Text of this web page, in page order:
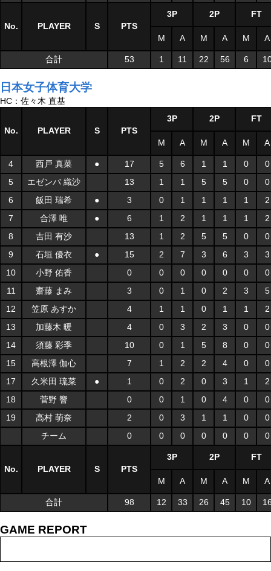
No. PLAYER S PTS
3P 2P FT
M A M A M A
合計 53 1 11 22 56 6
日本女子体育大学
HC：佐々木 直基
No. PLAYER S PTS
3P 2P FT
M A M A M A
4 西戸 真菜 ● 17 5 6 1 1 0
0
5
エゼンバ 織沙 13 1 1 5 5 0
0
6
飯田 瑞希 ● 3 0 1 1 1 1
2
7
合澤 唯 ● 6 1 2 1 1 1
2
8
吉田 有沙 13 1 2 5 5 0
0
9
石垣 優衣 ● 15 2 7 3 6 3
3
10
小野 佑香 0 0 0 0 0 0
0
11
齋藤 まみ 3 0 1 0 2 3
5
12
笠原 あすか 4 1 1 0 1 1
2
13
加藤木 暖 4 0 3 2 3 0
0
14
須藤 彩季 10 0 1 5 8 0
0
15
高根澤 伽心 7 1 2 2 4 0
0
17
久米田 琉菜 ● 1 0 2 0 3 1
2
18
菅野 響 0 0 1 0 4 0
0
19
高村 萌奈 2 0 3 1 1 0
0
チーム
0 0 0 0 0 0 0
No. PLAYER S PTS
3P 2P FT
M A M A M A
合計 98 12 33 26 45 10
GAME REPORT